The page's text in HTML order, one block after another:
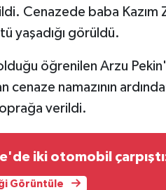
Cenazede baba Kazım
yaşadığı görüldü.
öğrenilen Arzu
cenaze namazının
verildi.
iki otomobil
Görüntüle